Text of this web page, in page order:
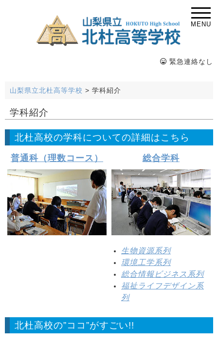
MENU
緊急連絡なし
山梨県立北杜高等学校 > 学科紹介
学科紹介
北杜高校の学科についての詳細はこちら
普通科（理数コース） 総合学科
生物資源系列
環境工学系列
総合情報ビジネス系列
福祉ライフデザイン系
列
北杜高校の”ココ”がすごい!!